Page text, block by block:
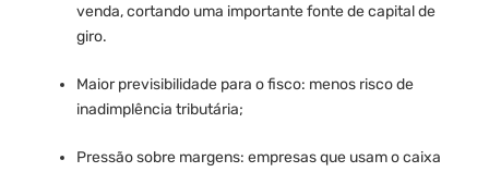
venda, cortando uma importante fonte de capital de
giro.
Maior previsibilidade para o fisco: menos risco de
inadimplência tributária;
Pressão sobre margens: empresas que usam o caixa